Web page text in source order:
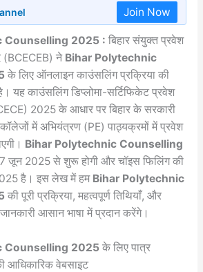
Join Now
Counselling 2025 : बिहार संयुक्त प्रवेश
(BCECEB) ने Bihar Polytechnic
के लिए ऑनलाइन काउंसलिंग प्रक्रिया की
यह काउंसलिंग डिप्लोमा-सर्टिफिकेट प्रवेश
2025 के आधार पर बिहार के सरकारी
में अभियंत्रण (PE) पाठ्यक्रमों में प्रवेश
Bihar Polytechnic Counselling
जून 2025 से शुरू होगी और चॉइस फिलिंग की
है। इस लेख में हम Bihar Polytechnic
की पूरी प्रक्रिया, महत्वपूर्ण तिथियाँ, और
आसान भाषा में प्रदान करेंगे।
Counselling 2025 के लिए पात्र
आधिकारिक वेबसाइट